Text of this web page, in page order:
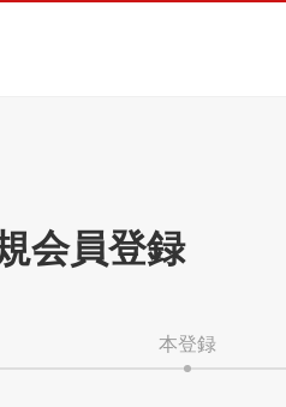
会員登録
本登録